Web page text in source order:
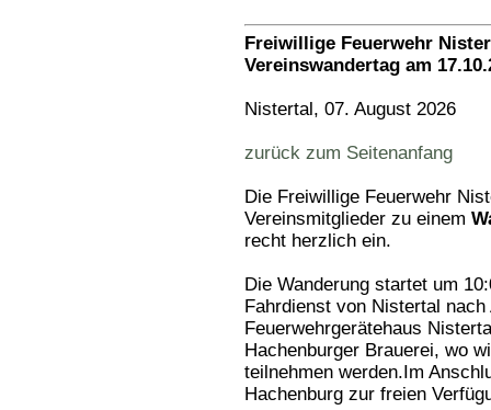
Freiwillige Feuerwehr
Vereinswandertag am
Nistertal, 07. August 2026
zurück zum Seitenanfang
Die Freiwillige Feuerwehr
Vereinsmitglieder zu einem
recht herzlich ein.
Die Wanderung startet um
Fahrdienst von Nistertal
Feuerwehrgerätehaus
Hachenburger Brauerei, wo
teilnehmen werden.Im
Hachenburg zur freien